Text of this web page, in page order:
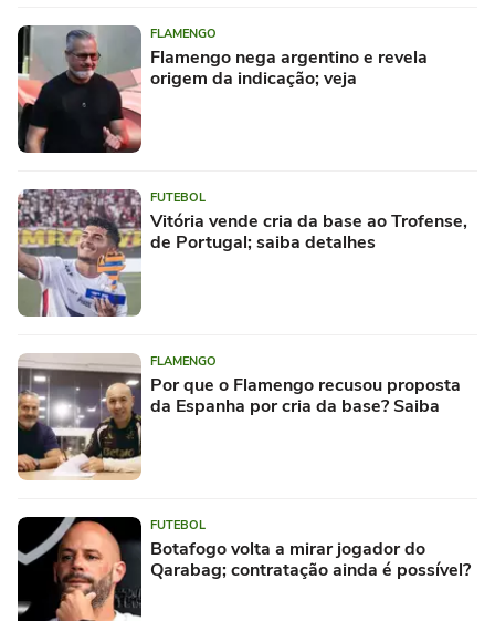
FLAMENGO
Flamengo nega argentino e revela
origem da indicação; veja
FUTEBOL
Vitória vende cria da base ao Trofense,
de Portugal; saiba detalhes
FLAMENGO
Por que o Flamengo recusou proposta
da Espanha por cria da base? Saiba
FUTEBOL
Botafogo volta a mirar jogador do
Qarabag; contratação ainda é possível?